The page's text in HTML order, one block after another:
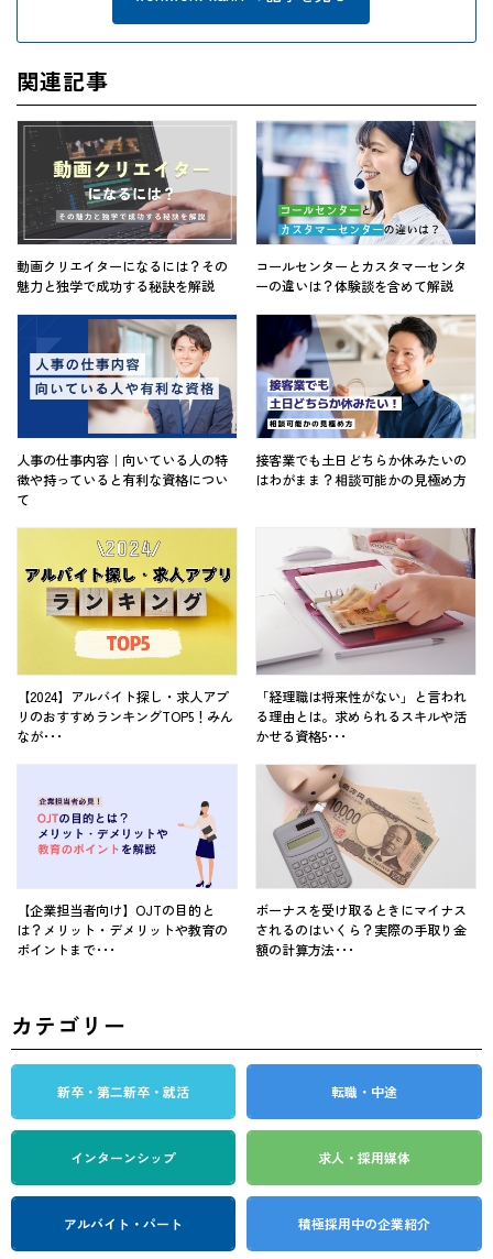
関連記事
動画クリエイターになるには？その
魅力と独学で成功する秘訣を解説
コールセンターとカスタマーセンタ
ーの違いは？体験談を含めて解説
人事の仕事内容｜向いている人の特
徴や持っていると有利な資格につい
て
接客業でも土日どちらか休みたいの
はわがまま？相談可能かの見極め方
【2024】アルバイト探し・求人アプ
リのおすすめランキングTOP5！みん
なが･･･
「経理職は将来性がない」と言われ
る理由とは。求められるスキルや活
かせる資格5･･･
【企業担当者向け】OJTの目的と
は？メリット・デメリットや教育の
ポイントまで･･･
ボーナスを受け取るときにマイナス
されるのはいくら？実際の手取り金
額の計算方法･･･
カテゴリー
新卒・第二新卒・就活 転職・中途
インターンシップ 求人・採用媒体
アルバイト・パート 積極採用中の企業紹介